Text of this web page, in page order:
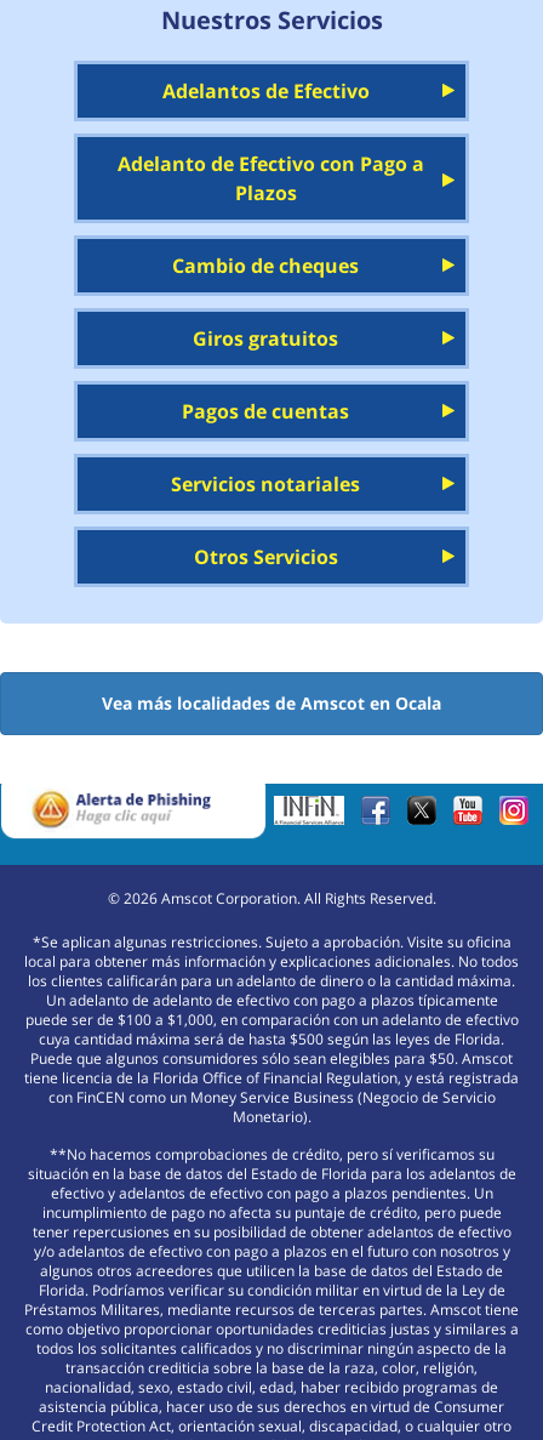
Nuestros Servicios
Adelantos de Efectivo
Adelanto de Efectivo con Pago a
Plazos
Cambio de cheques
Giros gratuitos
Pagos de cuentas
Servicios notariales
Otros Servicios
Vea más localidades de Amscot en Ocala
©2026Amscot Corporation. All Rights Reserved.
*Se aplican algunas restricciones. Sujeto a aprobación. Visite su oficina
local para obtener más información y explicaciones adicionales. No todos
los clientes calificarán para un adelanto de dinero o la cantidad máxima.
Un adelanto de adelanto de efectivo con pago a plazos típicamente
puede ser de $100 a $1,000, en comparación con un adelanto de efectivo
cuya cantidad máxima será de hasta $500 según las leyes de Florida.
Puede que algunos consumidores sólo sean elegibles para $50. Amscot
tiene licencia de la Florida Office of Financial Regulation, y está registrada
con FinCEN como un Money Service Business (Negocio de Servicio
Monetario).
**No hacemos comprobaciones de crédito, pero sí verificamos su
situación en la base de datos del Estado de Florida para los adelantos de
efectivo y adelantos de efectivo con pago a plazos pendientes. Un
incumplimiento de pago no afecta su puntaje de crédito, pero puede
tener repercusiones en su posibilidad de obtener adelantos de efectivo
y/o adelantos de efectivo con pago a plazos en el futuro con nosotros y
algunos otros acreedores que utilicen la base de datos del Estado de
Florida. Podríamos verificar su condición militar en virtud de la Ley de
Préstamos Militares, mediante recursos de terceras partes. Amscot tiene
como objetivo proporcionar oportunidades crediticias justas y similares a
todos los solicitantes calificados y no discriminar ningún aspecto de la
transacción crediticia sobre la base de la raza, color, religión,
nacionalidad, sexo, estado civil, edad, haber recibido programas de
asistencia pública, hacer uso de sus derechos en virtud de Consumer
Credit Protection Act, orientación sexual, discapacidad, o cualquier otro